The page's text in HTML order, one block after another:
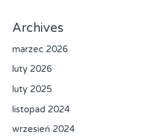
Archives
marzec 2026
luty 2026
luty 2025
listopad 2024
wrzesień 2024